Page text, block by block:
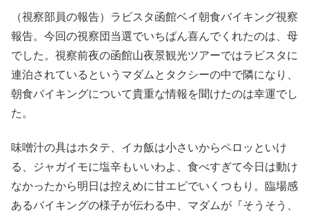
（視察部員の報告）ラビスタ函館ベイ朝食バイキング視察
報告。今回の視察団当選でいちばん喜んでくれたのは、母
でした。視察前夜の函館山夜景観光ツアーではラビスタに
連泊されているというマダムとタクシーの中で隣になり、
朝食バイキングについて貴重な情報を聞けたのは幸運でし
た。
味噌汁の具はホタテ、イカ飯は小さいからペロッといけ
る、ジャガイモに塩辛もいいわよ、食べすぎて今日は動け
なかったから明日は控えめに甘エビでいくつもり。臨場感
あるバイキングの様子が伝わる中、マダムが『そうそう、